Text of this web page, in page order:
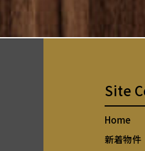
Site
Home
新着物件